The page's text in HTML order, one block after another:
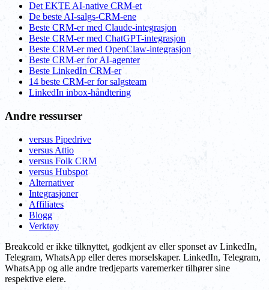
Det EKTE AI-native CRM-et
De beste AI-salgs-CRM-ene
Beste CRM-er med Claude-integrasjon
Beste CRM-er med ChatGPT-integrasjon
Beste CRM-er med OpenClaw-integrasjon
Beste CRM-er for AI-agenter
Beste LinkedIn CRM-er
14 beste CRM-er for salgsteam
LinkedIn inbox-håndtering
Andre ressurser
versus Pipedrive
versus Attio
versus Folk CRM
versus Hubspot
Alternativer
Integrasjoner
Affiliates
Blogg
Verktøy
Breakcold er ikke tilknyttet, godkjent av eller sponset av LinkedIn,
Telegram, WhatsApp eller deres morselskaper. LinkedIn, Telegram,
WhatsApp og alle andre tredjeparts varemerker tilhører sine
respektive eiere.